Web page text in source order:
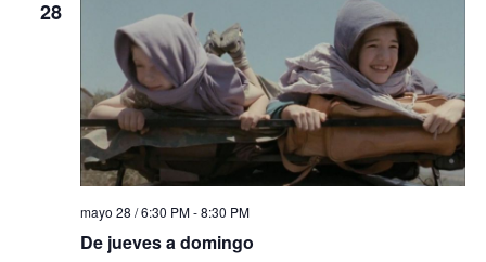
vistas
de
28
mayo 28 / 6:30 PM-8:30 PM
De jueves a domingo